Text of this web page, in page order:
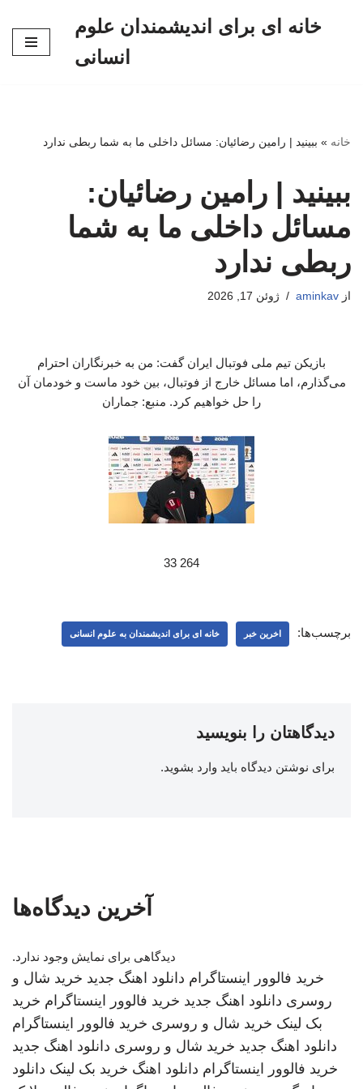
خانه ای برای اندیشمندان علوم
انسانی
خانه » ببینید | رامین رضائیان: مسائل داخلی ما به شما ربطی ندارد
ببینید | رامین رضائیان:
مسائل داخلی ما به شما
ربطی ندارد
از aminkav ژوئن 17, 2026
بازیکن تیم ملی فوتبال ایران گفت: من به خبرنگاران احترام
می‌گذارم، اما مسائل خارج از فوتبال، بین خود ماست و خودمان آن
را حل خواهیم کرد. منبع: جماران
264 33
برچسب‌ها: اخرین خبر خانه ای برای اندیشمندان به علوم انسانی
دیدگاهتان را بنویسید
برای نوشتن دیدگاه باید وارد بشوید.
آخرین دیدگاه‌ها
دیدگاهی برای نمایش وجود ندارد.
خرید فالوور اینستاگرام دانلود اهنگ جدید خرید شال و
روسری دانلود اهنگ جدید خرید فالوور اینستاگرام خرید
بک لینک خرید شال و روسری خرید فالوور اینستاگرام
دانلود اهنگ جدید خرید شال و روسری دانلود اهنگ جدید
خرید فالوور اینستاگرام دانلود اهنگ خرید بک لینک دانلود